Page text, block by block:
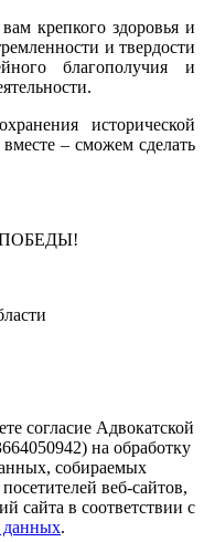
крепкого здоровья и
и твердости
благополучия и
исторической
– сможем сделать
согласие Адвокатской
на обработку
собираемых
веб-сайтов,
сайта в соответствии с
данных.